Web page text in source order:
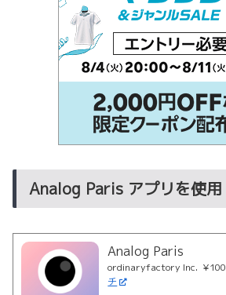
Analog Paris アプリを使用
Analog Paris
ordinaryfactory Inc. ¥100
チ